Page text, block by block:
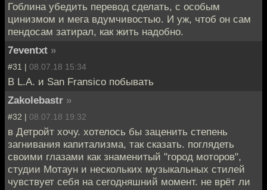
Гоблина убедить перевод сделать, с особым
цинизмом и мега вдумчивостью. И уж, чтоб он сам
пендосам затирал, как жить надобно.
7eventxt »
#31 | 08.07.18 15:34
В L.A. и San Fransico побывать
Zakolebastr »
#32 | 08.07.18 19:32
в Детройт хочу. хотелось бы заценить степень
загнивания капитализма, так сказать. поглядеть
своими глазами как знаменитый "город моторов",
студии Мотаун и нескольких музыкальных стилей
чувствует себя на сегодняшний момент. не врёт ли